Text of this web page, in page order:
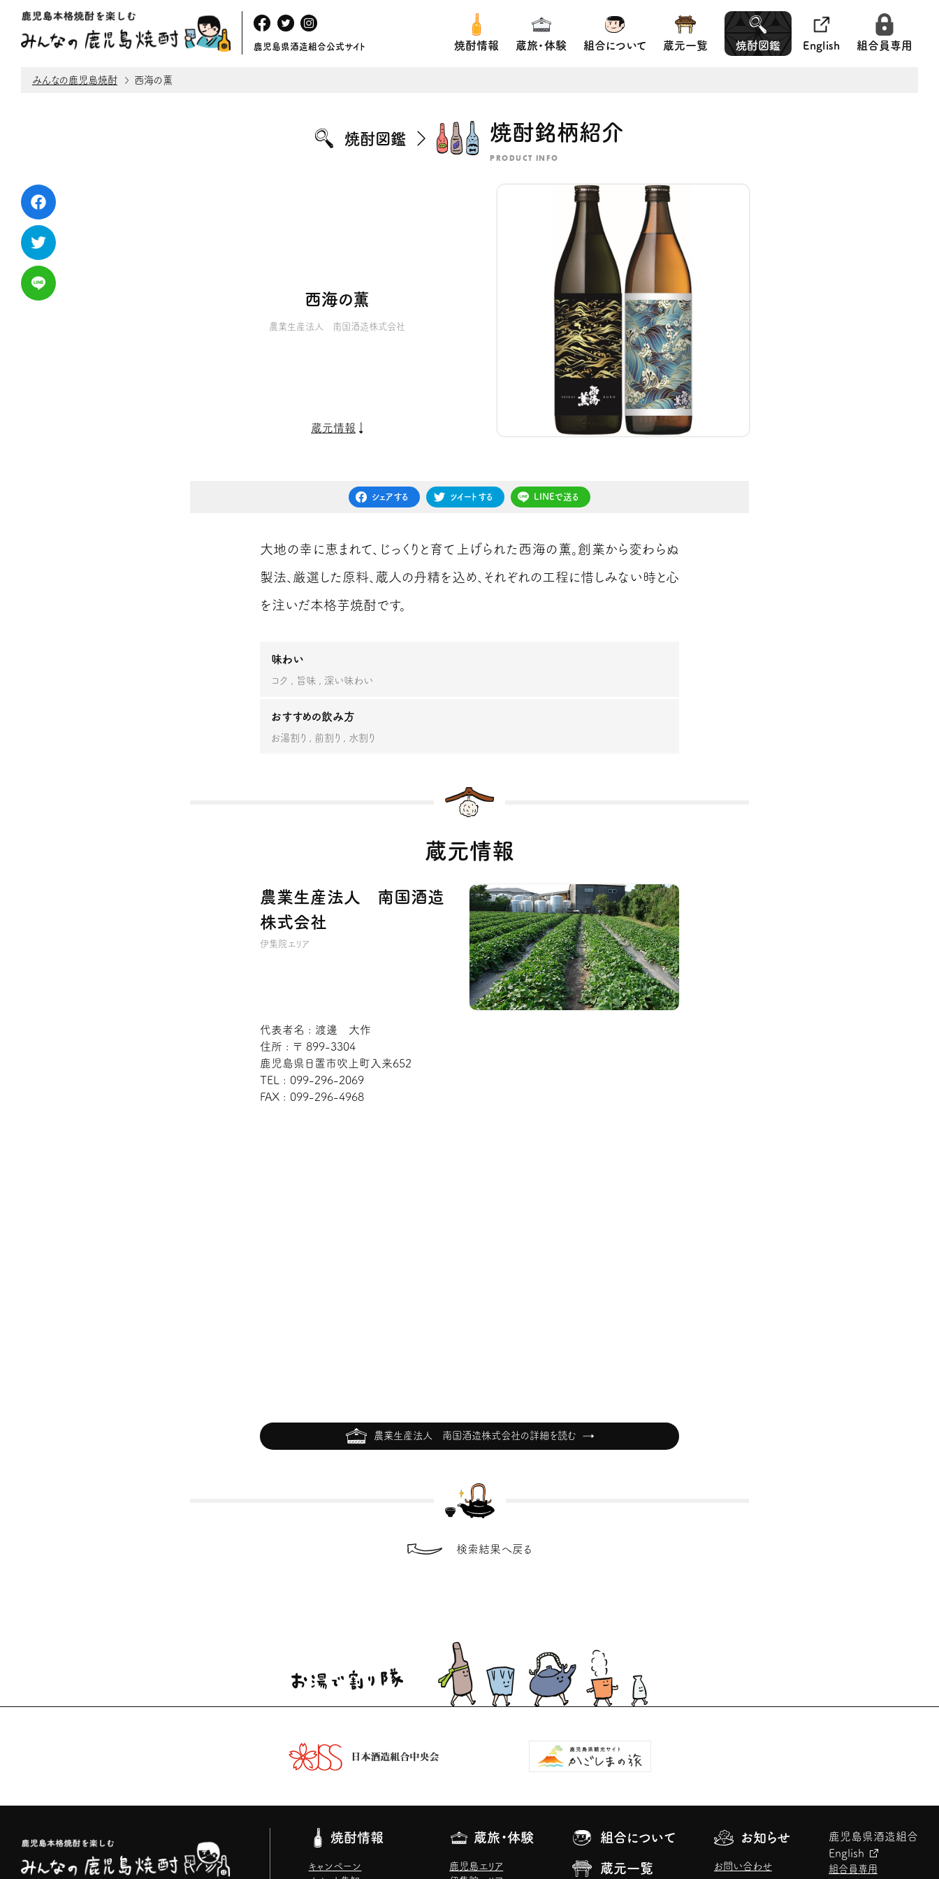
鹿児島県酒造組合公式サイト 焼酎情報 蔵旅・体験 組合について 蔵元一覧 焼酎図鑑 English 組合員専用
みんなの鹿児島焼酎 西海の薫
焼酎図鑑 焼酎銘柄紹介
PRODUCT INFO
西海の薫
農業生産法人 南国酒造株式会社
蔵元情報
シェアする ツイートする LINEで送る
大地の幸に恵まれて、じっくりと育て上げられた西海の薫。創業から変わらぬ
製法、厳選した原料、蔵人の丹精を込め、それぞれの工程に惜しみない時と心
を注いだ本格芋焼酎です。
味わい
コク 旨味 深い味わい
おすすめの飲み方
お湯割り 前割り 水割り
蔵元情報
農業生産法人 南国酒造
株式会社
伊集院エリア
代表者名 : 渡邊 大作
住所 : 〒 899-3304
鹿児島県日置市吹上町入来652
TEL : 099-296-2069
FAX : 099-296-4968
農業生産法人 南国酒造株式会社の詳細を読む
検索結果へ戻る
焼酎情報
キャンペーン
蔵旅・体験
鹿児島エリア
組合について
蔵元一覧
お知らせ
お問い合わせ
鹿児島県酒造組合
English
組合員専用